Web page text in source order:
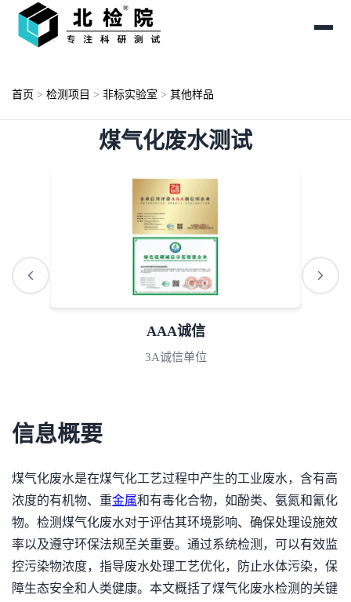
首页 > 检测项目 > 非标实验室 > 其他样品
煤气化废水测试
AAA诚信
3A诚信单位
信息概要
煤气化废水是在煤气化工艺过程中产生的工业废水，含有高
浓度的有机物、重金属和有毒化合物，如酚类、氨氮和氰化
物。检测煤气化废水对于评估其环境影响、确保处理设施效
率以及遵守环保法规至关重要。通过系统检测，可以有效监
控污染物浓度，指导废水处理工艺优化，防止水体污染，保
障生态安全和人类健康。本文概括了煤气化废水检测的关键